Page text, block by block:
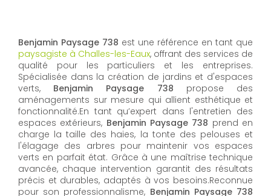
Benjamin Paysage 738 est une référence en tant que
paysagiste à Challes-les-Eaux, offrant des services de
qualité pour les particuliers et les entreprises.
Spécialisée dans la création de jardins et d'espaces
verts, Benjamin Paysage 738 propose des
aménagements sur mesure qui allient esthétique et
fonctionnalité.En tant qu’expert dans l'entretien des
espaces extérieurs, Benjamin Paysage 738 prend en
charge la taille des haies, la tonte des pelouses et
l'élagage des arbres pour maintenir vos espaces
verts en parfait état. Grâce à une maîtrise technique
avancée, chaque intervention garantit des résultats
précis et durables, adaptés à vos besoins.Reconnue
pour son professionnalisme, Benjamin Paysage 738